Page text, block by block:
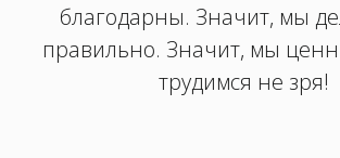
благодарны. Значит, мы
правильно. Значит, мы
трудимся не зря!